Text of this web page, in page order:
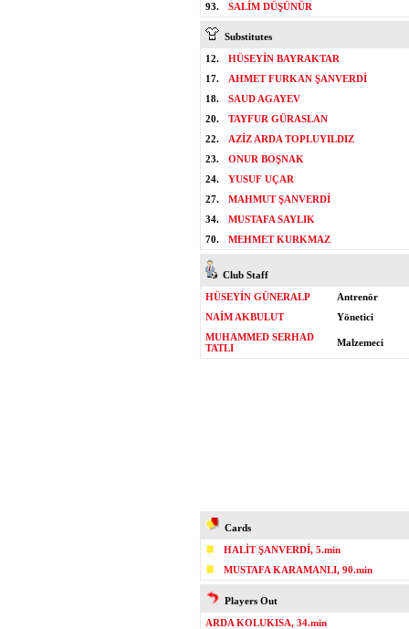
93.
SALİM DÜŞÜNÜR
Substitutes
12.
HÜSEYİN BAYRAKTAR
17.
AHMET FURKAN ŞANVERDİ
18.
SAUD AGAYEV
20.
TAYFUR GÜRASLAN
22.
AZİZ ARDA TOPLUYILDIZ
23.
ONUR BOŞNAK
24.
YUSUF UÇAR
27.
MAHMUT ŞANVERDİ
34.
MUSTAFA SAYLIK
70.
MEHMET KURKMAZ
Club Staff
HÜSEYİN GÜNERALP
Antrenör
NAİM AKBULUT
Yönetici
MUHAMMED SERHAD
TATLI
Malzemeci
Cards
HALİT ŞANVERDİ, 5.min
MUSTAFA KARAMANLI, 90.min
Players Out
ARDA KOLUKISA, 34.min